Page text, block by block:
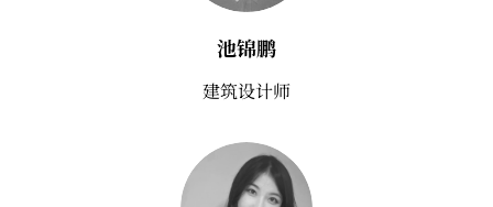
池锦鹏
建筑设计师